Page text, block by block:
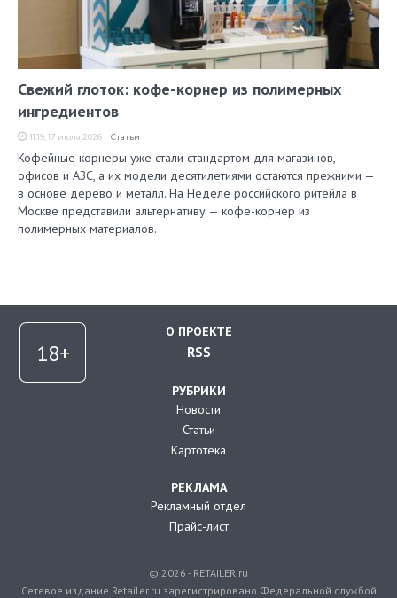
Свежий глоток: кофе-корнер из полимерных
ингредиентов
11:19, 17 июля 2026 Статьи
Кофейные корнеры уже стали стандартом для магазинов,
офисов и АЗС, а их модели десятилетиями остаются прежними —
в основе дерево и металл. На Неделе российского ритейла в
Москве представили альтернативу — кофе-корнер из
полимерных материалов.
О ПРОЕКТЕ
RSS
РУБРИКИ
Новости
Статьи
Картотека
РЕКЛАМА
Рекламный отдел
Прайс-лист
© 2026 - RETAILER.ru
Сетевое издание Retailer.ru зарегистрировано Федеральной службой